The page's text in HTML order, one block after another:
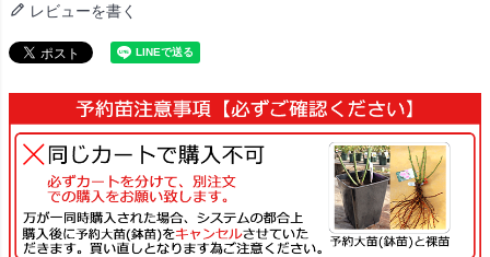
レビューを書く